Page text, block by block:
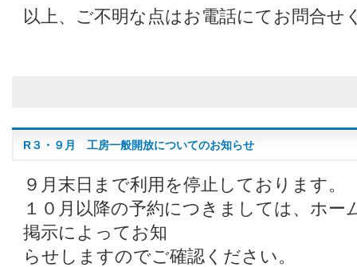
以上、ご不明な点はお電話にてお問合せ
R３・９月 工房一般開放についてのお知らせ
９月末日まで利用を停止しております。
１０月以降の予約につきましては、ホー
掲示によってお知
らせしますのでご確認ください。